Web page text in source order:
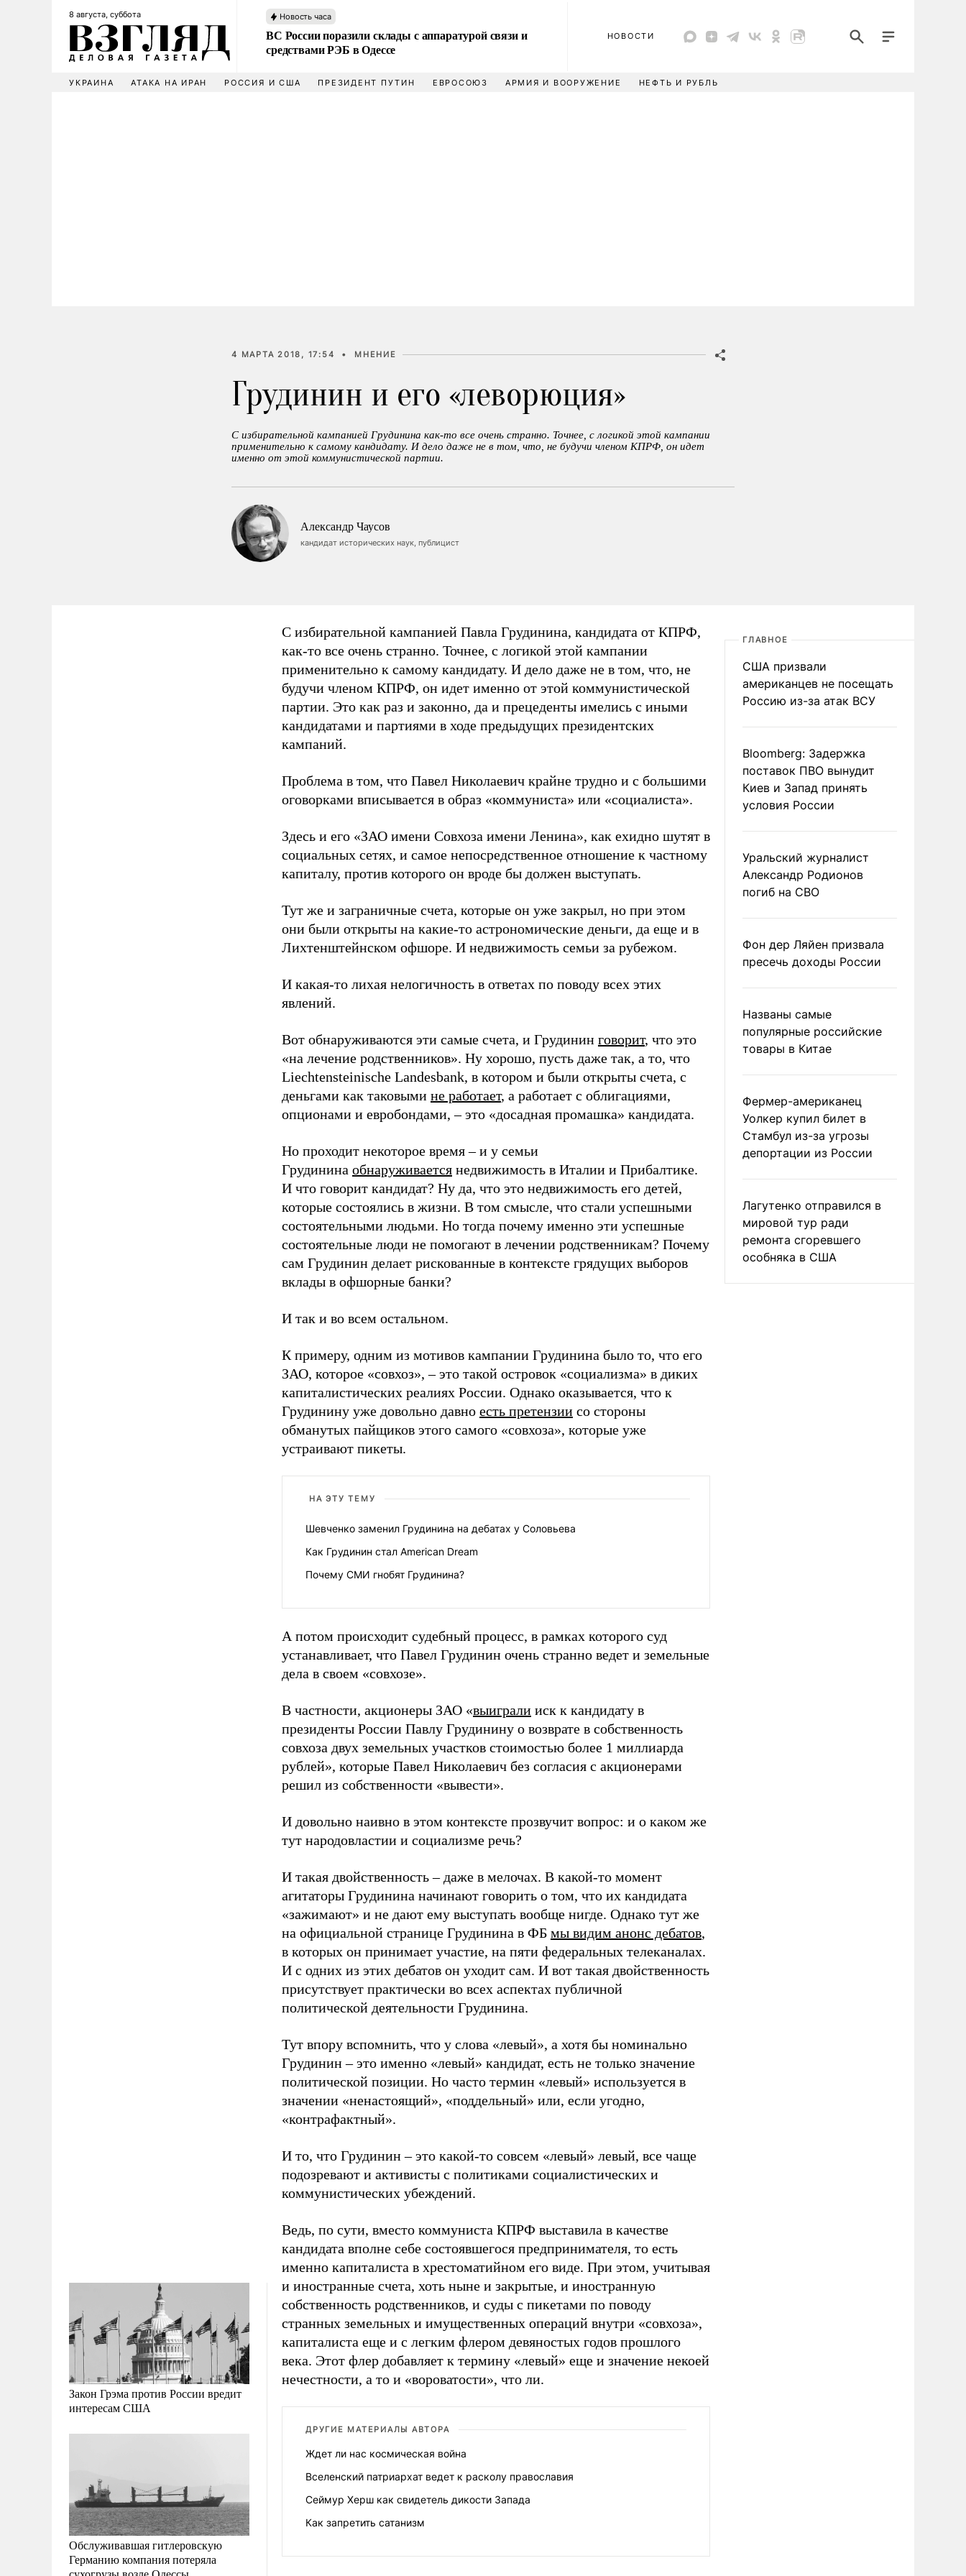
8 августа, суббота Новость часа
ВС России поразили склады с аппаратурой связи и
средствами РЭБ в Одессе
НОВОСТИ
УКРАИНА АТАКА НА ИРАН РОССИЯ И США ПРЕЗИДЕНТ ПУТИН ЕВРОСОЮЗ АРМИЯ И ВООРУЖЕНИЕ НЕФТЬ И РУБЛЬ
4 МАРТА 2018, 17:54 • МНЕНИЕ
Грудинин и его «леворюция»
С избирательной кампанией Грудинина как-то все очень странно. Точнее, с логикой этой кампании
применительно к самому кандидату. И дело даже не в том, что, не будучи членом КПРФ, он идет
именно от этой коммунистической партии.
Александр Чаусов
кандидат исторических наук, публицист
Закон Грэма против России вредит
интересам США
Обслуживавшая гитлеровскую
Германию компания потеряла
С избирательной кампанией Павла Грудинина, кандидата от КПРФ,
как-то все очень странно. Точнее, с логикой этой кампании
применительно к самому кандидату. И дело даже не в том, что, не
будучи членом КПРФ, он идет именно от этой коммунистической
партии. Это как раз и законно, да и прецеденты имелись с иными
кандидатами и партиями в ходе предыдущих президентских
кампаний.
Проблема в том, что Павел Николаевич крайне трудно и с большими
оговорками вписывается в образ «коммуниста» или «социалиста».
Здесь и его «ЗАО имени Совхоза имени Ленина», как ехидно шутят в
социальных сетях, и самое непосредственное отношение к частному
капиталу, против которого он вроде бы должен выступать.
Тут же и заграничные счета, которые он уже закрыл, но при этом
они были открыты на какие-то астрономические деньги, да еще и в
Лихтенштейнском офшоре. И недвижимость семьи за рубежом.
И какая-то лихая нелогичность в ответах по поводу всех этих
явлений.
Вот обнаруживаются эти самые счета, и Грудинин говорит, что это
«на лечение родственников». Ну хорошо, пусть даже так, а то, что
Liechtensteinische Landesbank, в котором и были открыты счета, с
деньгами как таковыми не работает, а работает с облигациями,
опционами и евробондами, – это «досадная промашка» кандидата.
Но проходит некоторое время – и у семьи
Грудинина обнаруживается недвижимость в Италии и Прибалтике.
И что говорит кандидат? Ну да, что это недвижимость его детей,
которые состоялись в жизни. В том смысле, что стали успешными
состоятельными людьми. Но тогда почему именно эти успешные
состоятельные люди не помогают в лечении родственникам? Почему
сам Грудинин делает рискованные в контексте грядущих выборов
вклады в офшорные банки?
И так и во всем остальном.
К примеру, одним из мотивов кампании Грудинина было то, что его
ЗАО, которое «совхоз», – это такой островок «социализма» в диких
капиталистических реалиях России. Однако оказывается, что к
Грудинину уже довольно давно есть претензии со стороны
обманутых пайщиков этого самого «совхоза», которые уже
устраивают пикеты.
НА ЭТУ ТЕМУ
Шевченко заменил Грудинина на дебатах у Соловьева
Как Грудинин стал American Dream
Почему СМИ гнобят Грудинина?
А потом происходит судебный процесс, в рамках которого суд
устанавливает, что Павел Грудинин очень странно ведет и земельные
дела в своем «совхозе».
В частности, акционеры ЗАО «выиграли иск к кандидату в
президенты России Павлу Грудинину о возврате в собственность
совхоза двух земельных участков стоимостью более 1 миллиарда
рублей», которые Павел Николаевич без согласия с акционерами
решил из собственности «вывести».
И довольно наивно в этом контексте прозвучит вопрос: и о каком же
тут народовластии и социализме речь?
И такая двойственность – даже в мелочах. В какой-то момент
агитаторы Грудинина начинают говорить о том, что их кандидата
«зажимают» и не дают ему выступать вообще нигде. Однако тут же
на официальной странице Грудинина в ФБ мы видим анонс дебатов,
в которых он принимает участие, на пяти федеральных телеканалах.
И с одних из этих дебатов он уходит сам. И вот такая двойственность
присутствует практически во всех аспектах публичной
политической деятельности Грудинина.
Тут впору вспомнить, что у слова «левый», а хотя бы номинально
Грудинин – это именно «левый» кандидат, есть не только значение
политической позиции. Но часто термин «левый» используется в
значении «ненастоящий», «поддельный» или, если угодно,
«контрафактный».
И то, что Грудинин – это какой-то совсем «левый» левый, все чаще
подозревают и активисты с политиками социалистических и
коммунистических убеждений.
Ведь, по сути, вместо коммуниста КПРФ выставила в качестве
кандидата вполне себе состоявшегося предпринимателя, то есть
именно капиталиста в хрестоматийном его виде. При этом, учитывая
и иностранные счета, хоть ныне и закрытые, и иностранную
собственность родственников, и суды с пикетами по поводу
странных земельных и имущественных операций внутри «совхоза»,
капиталиста еще и с легким флером девяностых годов прошлого
века. Этот флер добавляет к термину «левый» еще и значение некоей
нечестности, а то и «вороватости», что ли.
ДРУГИЕ МАТЕРИАЛЫ АВТОРА
Ждет ли нас космическая война
Вселенский патриархат ведет к расколу православия
Сеймур Херш как свидетель дикости Запада
Как запретить сатанизм
ГЛАВНОЕ
США призвали
американцев не посещать
Россию из-за атак ВСУ
Bloomberg: Задержка
поставок ПВО вынудит
Киев и Запад принять
условия России
Уральский журналист
Александр Родионов
погиб на СВО
Фон дер Ляйен призвала
пресечь доходы России
Названы самые
популярные российские
товары в Китае
Фермер-американец
Уолкер купил билет в
Стамбул из-за угрозы
депортации из России
Лагутенко отправился в
мировой тур ради
ремонта сгоревшего
особняка в США